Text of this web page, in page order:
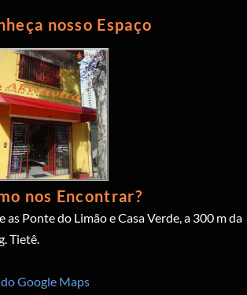
nosso Espaço
nos Encontrar?
as Ponte do Limão e Casa Verde, a 300 m da
Tietê.
Google Maps